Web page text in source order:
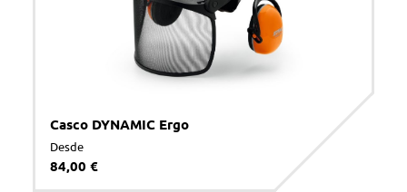
Casco DYNAMIC Ergo
Desde
84,00 €